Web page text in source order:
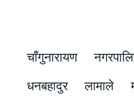
चाँगुनारायण
धनबहादुर लामाले